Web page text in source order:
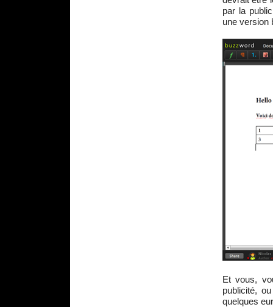
par la
une version
Et vous,
publicité,
quelques